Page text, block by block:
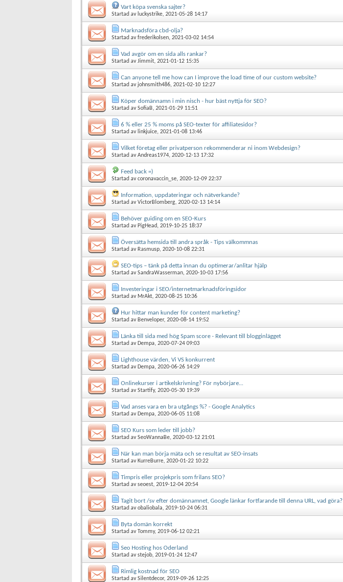
Vart köpa svenska sajter?
Startad av luckystrike, 2021-05-28 14:17
Marknadsföra cbd-olja?
Startad avfrederikolsen, 2021-03-02 14:54
Vad avgör om en sida alls rankar?
Startad avJimmit, 2021-01-12 15:35
Can anyone tell me how can I improve the load time of our custom website?
Startad av johnsmith486, 2021-02-10 12:27
Köper domännamn i min nisch - hur bäst nyttja för SEO?
Startad avSofiaB, 2021-01-29 11:51
6 % eller 25 % moms på SEO-texter för affiliatesidor?
Startad av linkjuice, 2021-01-08 13:46
Vilket företag eller privatperson rekommenderar ni inom Webdesign?
Startad avAndreas1974, 2020-12-13 17:32
Feed back =)
Startad avcoronavaccin_se, 2020-12-09 22:37
Information, uppdateringar och nätverkande?
Startad avVictorBlomberg, 2020-02-13 14:14
Behöver guiding om en SEO-Kurs
Startad av PigHead, 2019-10-25 18:37
Översätta hemsida till andra språk - Tips välkommnas
Startad av Rasmusp, 2020-10-08 22:31
SEO-tips – tänk på detta innan du optimerar/anlitar hjälp
Startad avSandraWasserman, 2020-10-03 17:56
Investeringar i SEO/internetmarknadsföringsidor
Startad av MrAkt, 2020-08-25 10:36
Hur hittar man kunder för content marketing?
Startad av Benveloper, 2020-08-14 19:52
Länka till sida med hög Spam score - Relevant till blogginlägget
Startad av Dempa, 2020-07-24 09:03
Lighthouse värden, Vi VS konkurrent
Startad av Dempa, 2020-06-26 14:29
Onlinekurser i artikelskrivning? För nybörjare...
Startad avStartify, 2020-05-30 19:39
Vad anses vara en bra utgångs %? - Google Analytics
Startad av Dempa, 2020-06-05 11:08
SEO Kurs som leder till jobb?
Startad avSeoWannaBe, 2020-03-12 21:01
När kan man börja mäta och se resultat av SEO-insats
Startad av KurreBurre, 2020-01-22 10:22
Timpris eller projekpris som frilans SEO?
Startad avseoest, 2019-12-04 20:54
Tagit bort /sv efter domännamnet, Google länkar fortfarande till denna URL, vad göra?
Startad avobaliobala, 2019-10-24 06:31
Byta domän korrekt
Startad avTommy, 2019-06-12 02:21
Seo Hosting hos Oderland
Startad avstejob, 2019-01-24 12:47
Rimlig kostnad för SEO
Startad avSilentdecor, 2019-09-26 12:25